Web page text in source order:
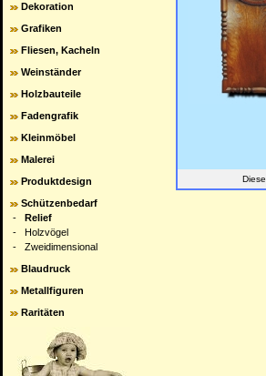
Dekoration
Grafiken
Fliesen, Kacheln
Weinständer
Holzbauteile
Fadengrafik
Kleinmöbel
Malerei
Produktdesign
Schützenbedarf
- Relief
- Holzvögel
- Zweidimensional
Blaudruck
Metallfiguren
Raritäten